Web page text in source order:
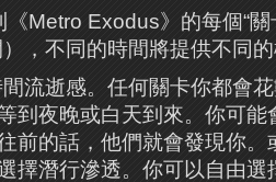
Metro Exodus》的每個“關
），不同的時間將提供不同
流逝感。任何關卡你都會
到夜晚或白天到來。你可
前的話，他們就會發現你
擇潛行滲透。你可以自由選